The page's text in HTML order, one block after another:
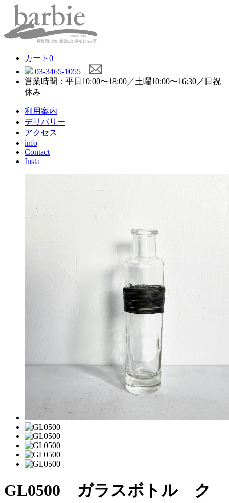
カート 0
03-3465-1055
営業時間：平日10:00〜18:00／土曜10:00〜16:30／日祝
休み
利用案内
デリバリー
アクセス
info
Contact
Insta
GL0500 ガラスボトル ク